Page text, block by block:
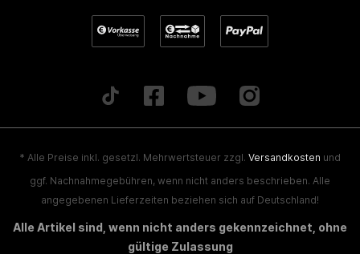
* Alle Preise inkl. gesetzl. Mehrwertsteuer zzgl. Versandkosten und
ggf. Nachnahmegebühren, wenn nicht anders beschrieben. Alle
angegebenen Lieferzeiten beziehen sich auf Deutschland!
Alle Artikel sind, wenn nicht anders gekennzeichnet, ohne
gültige Zulassung